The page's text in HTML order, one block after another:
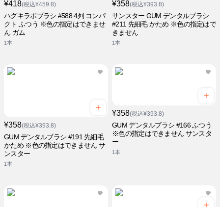
¥418(税込¥459.8)
ハグキラボブラシ #588 4列 コンパ
クト ふつう ※色の指定はできませ
ん ガム
1本
¥358(税込¥393.8)
サンスター GUM デンタルブラシ
#211 先細毛 かため ※色の指定はで
きません
1本
¥358(税込¥393.8)
GUM デンタルブラシ #191 先細毛
かため ※色の指定はできません サ
ンスター
1本
¥358(税込¥393.8)
GUM デンタルブラシ #166 ふつう
※色の指定はできません サンスタ
ー
1本